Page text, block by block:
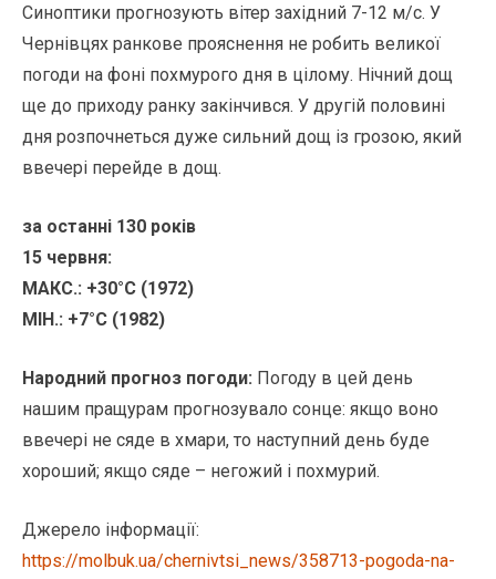
Синоптики прогнозують вітер західний 7-12 м/с. У
Чернівцях ранкове прояснення не робить великої
погоди на фоні похмурого дня в цілому. Нічний дощ
ще до приходу ранку закінчився. У другій половині
дня розпочнеться дуже сильний дощ із грозою, який
ввечері перейде в дощ.
за останні 130 років
15 червня:
МАКС.: +30°C (1972)
МІН.: +7°C (1982)
Народний прогноз погоди: Погоду в цей день
нашим пращурам прогнозувало сонце: якщо воно
ввечері не сяде в хмари, то наступний день буде
хороший; якщо сяде – негожий і похмурий.
Джерело інформації:
https://molbuk.ua/chernivtsi_news/358713-pogoda-na-